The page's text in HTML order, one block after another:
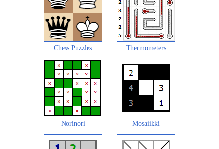
Chess Puzzles Thermometers
Norinori Mosaiikki